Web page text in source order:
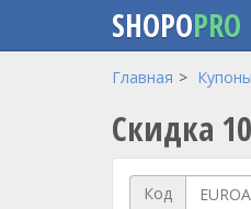
Перейти к основному
SHOPOPRO
Главная Купоны
Скидка
Код